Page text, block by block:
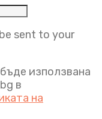
sent to your
използвана
в
на